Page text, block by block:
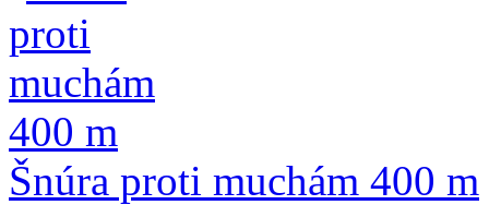
Šnúra proti muchám 400 m